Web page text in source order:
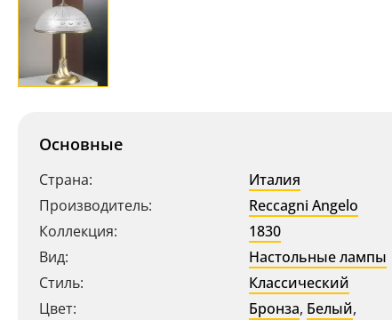
Основные
Страна:
Италия
Производитель:
Reccagni Angelo
Коллекция:
1830
Вид:
Настольные лампы
Стиль:
Классический
Цвет:
Бронза, Белый,